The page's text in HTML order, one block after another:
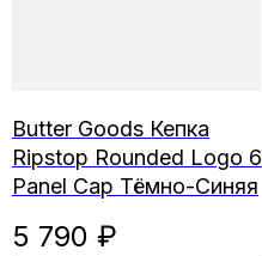
Butter Goods Кепка
Ripstop Rounded Logo 6
Panel Cap Тёмно-Синяя
5 790 ₽